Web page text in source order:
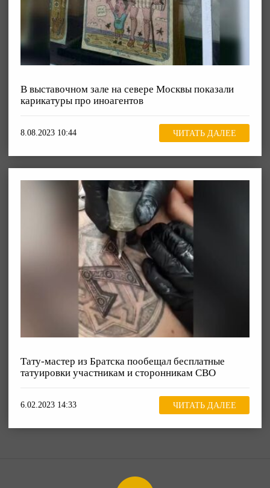
В выставочном зале на севере Москвы показали
карикатуры про иноагентов
8.08.2023 10:44 ЧИТАТЬ ДАЛЕЕ
Тату-мастер из Братска пообещал бесплатные
татуировки участникам и сторонникам СВО
6.02.2023 14:33 ЧИТАТЬ ДАЛЕЕ